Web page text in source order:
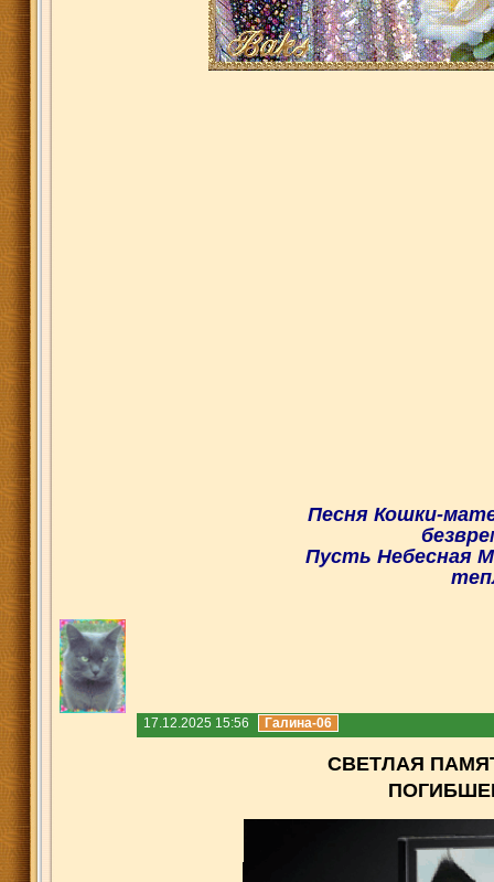
Песня Кошки-
Пусть Небесная
17.12.2025 15:56 Галина-06
СВЕТЛАЯ